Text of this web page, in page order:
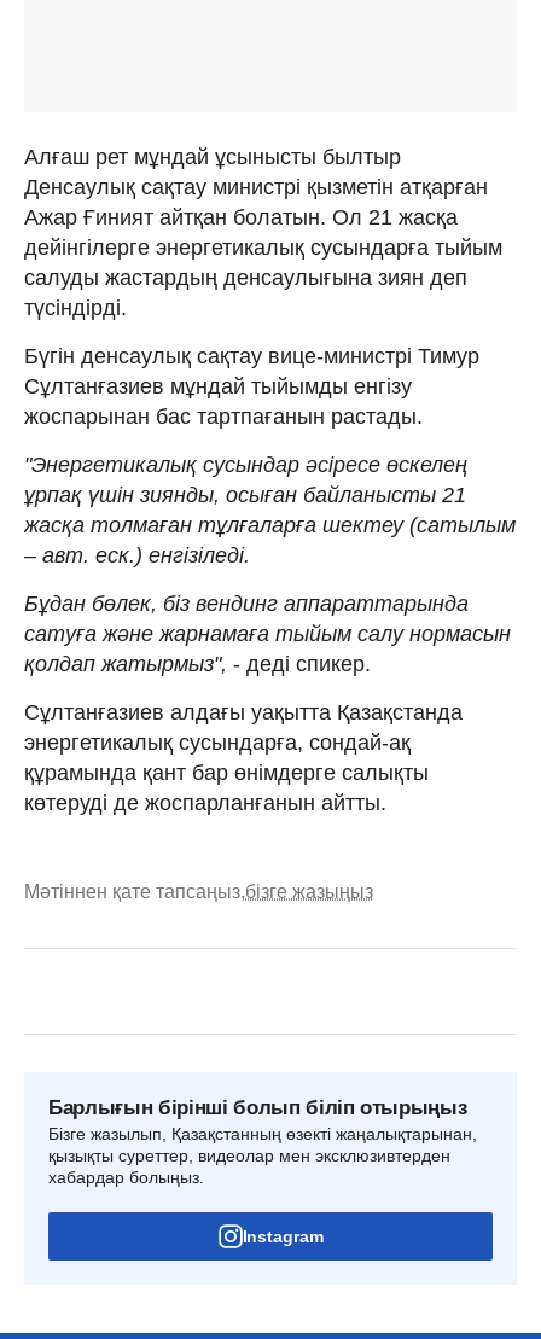
Алғаш рет мұндай ұсынысты былтыр
Денсаулық сақтау министрі қызметін атқарған
Ажар Ғиният айтқан болатын. Ол 21 жасқа
дейінгілерге энергетикалық сусындарға тыйым
салуды жастардың денсаулығына зиян деп
түсіндірді.
Бүгін денсаулық сақтау вице-министрі Тимур
Сұлтанғазиев мұндай тыйымды енгізу
жоспарынан бас тартпағанын растады.
"Энергетикалық сусындар әсіресе өскелең
ұрпақ үшін зиянды, осыған байланысты 21
жасқа толмаған тұлғаларға шектеу (сатылым
– авт. еск.) енгізіледі.
Бұдан бөлек, біз вендинг аппараттарында
сатуға және жарнамаға тыйым салу нормасын
қолдап жатырмыз", - деді спикер.
Сұлтанғазиев алдағы уақытта Қазақстанда
энергетикалық сусындарға, сондай-ақ
құрамында қант бар өнімдерге салықты
көтеруді де жоспарланғанын айтты.
Мәтіннен қате тапсаңыз,бізге жазыңыз
Барлығын бірінші болып біліп отырыңыз
Бізге жазылып, Қазақстанның өзекті жаңалықтарынан,
қызықты суреттер, видеолар мен эксклюзивтерден
хабардар болыңыз.
Instagram